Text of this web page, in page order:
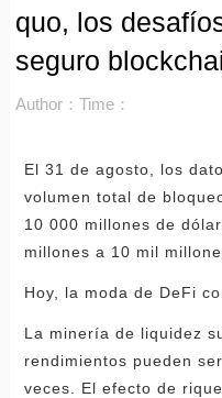
quo, los
seguro
Author： Time：
El 31 de agosto, los
volumen total de
10 000 millones de
millones a 10 mil
Hoy, la moda de DeFi
La minería de liquidez
rendimientos pueden
veces. El efecto de